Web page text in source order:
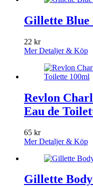
Gillette Blue
22 kr
Mer Detaljer & Köp
Revlon
Eau de
65 kr
Mer Detaljer & Köp
Gillette